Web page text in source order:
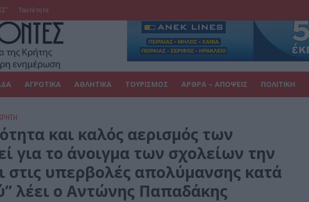
Ταυτότητα
ΑΓΡΟΤΙΚΑ ΑΘΛΗΤΙΚΑ ΤΟΥΡΙΣΜΟΣ ΑΡΘΡΑ – ΑΠΟΨΕΙΣ ΠΟΛΙΤΙΚΗ
και καλός αερισμός των
για το άνοιγμα των σχολείων την
στις υπερβολές απολύμανσης κατά
λέει ο Αντώνης Παπαδάκης